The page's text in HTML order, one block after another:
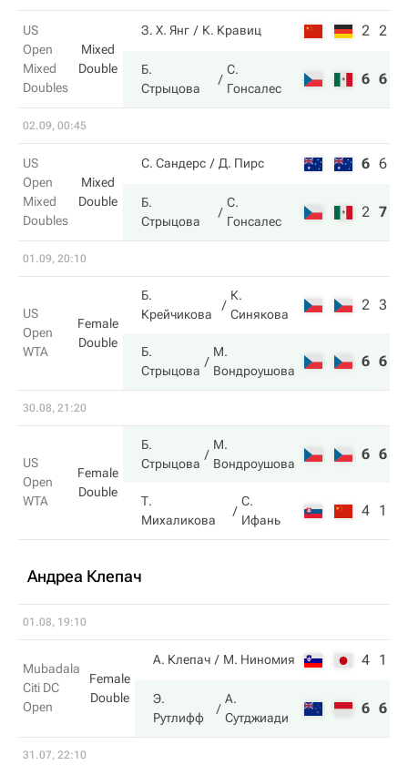
US
Open
Mixed
Doubles
Mixed
Double
З. Х. Янг К. Кравиц 2 2
Б.
Стрыцова
С.
Гонсалес
6 6
02.09, 00:45
US
Open
Mixed
Doubles
Mixed
Double
С. Сандерс Д. Пирс 6 6
Б.
Стрыцова
С.
Гонсалес
2 7
01.09, 20:10
US
Open
WTA
Female
Double
Б.
Крейчикова
К.
Синякова
2 3
Б.
Стрыцова
М.
Вондроушова
6 6
30.08, 21:20
US
Open
WTA
Female
Double
Б.
Стрыцова
М.
Вондроушова
6 6
Т.
Михаликова
С.
Ифань
4 1
Андреа Клепач
01.08, 19:10
Mubadala
Citi DC
Open
Female
Double
А. Клепач М. Ниномия 4 1
Э.
Рутлифф
А.
Сутджиади
6 6
31.07, 22:10